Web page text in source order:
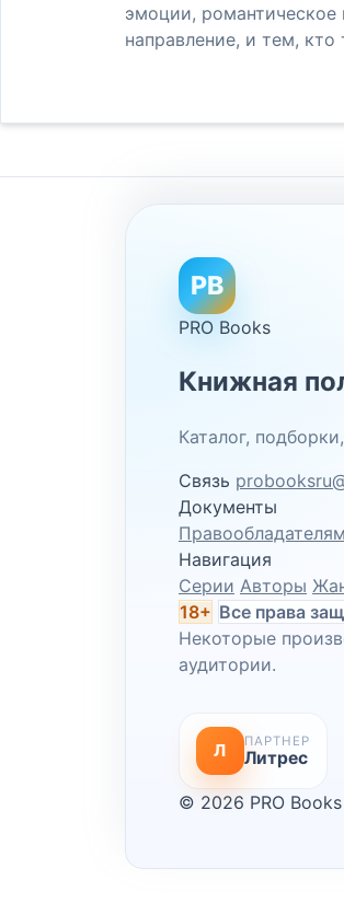
эмоции, романтическое
направление, и тем,
PB
PRO Books
Книжная
Каталог,
Связь
Документы
Правообладателям
Навигация
Серии Авторы
18+ Все права
Некоторые
аудитории.
Л ПАРТНЕР
Литрес
© 2026 PRO Books